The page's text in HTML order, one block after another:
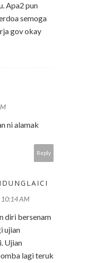
Apa2 pun
semoga
gov okay
ni alamak
Reply
AM
diri bersenam
ujian
Ujian
lagi teruk